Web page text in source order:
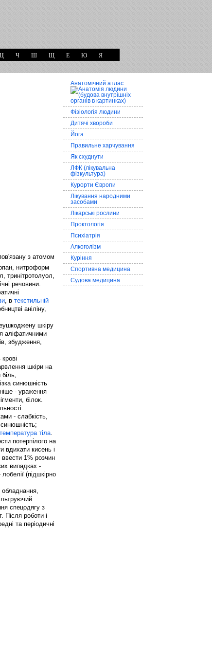
Ц Ч Ш Щ Е Ю Я
з атомом
нитроформ
тринітротолуол,
речовини.
, в текстильній
аніліну,
шкіру
аліфатичними
збудження,
шкіри на
синюшність
- ураження
білок.
- слабкість,
температура тіла
потерпілого на
вдихати кисень і
ввести 1% розчин
випадках -
(підшкірно
обладнання,
спецодягу з
Після роботи і
та періодичні
Анатомічний атлас
Фізіологія людини
Дитячі хвороби
Йога
Правильне харчування
Як схуднути
ЛФК (лікувальна
фізкультура)
Курорти Європи
Лікування народними
засобами
Лікарські рослини
Проктологія
Психіатрія
Алкоголізм
Куріння
Спортивна медицина
Судова медицина